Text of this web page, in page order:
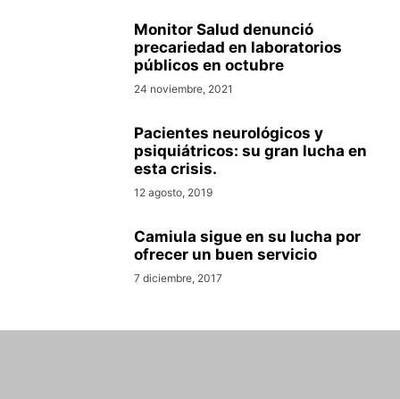
Monitor Salud denunció
precariedad en laboratorios
públicos en octubre
24 noviembre, 2021
Pacientes neurológicos y
psiquiátricos: su gran lucha en
esta crisis.
12 agosto, 2019
Camiula sigue en su lucha por
ofrecer un buen servicio
7 diciembre, 2017